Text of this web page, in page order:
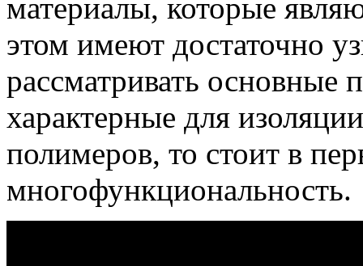
материалы, которые
этом имеют достаточно
рассматривать
характерные для
полимеров, то стоит в
многофункциональность.